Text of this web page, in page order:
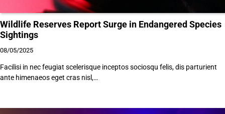
Wildlife Reserves Report Surge in Endangered Species
Sightings
08/05/2025
Facilisi in nec feugiat scelerisque inceptos sociosqu felis, dis parturient
ante himenaeos eget cras nisl,…